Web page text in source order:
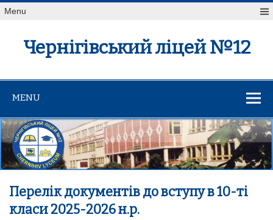
Menu
Чернігівський ліцей №12
MENU
Перелік документів до вступу в 10-ті
класи 2025-2026 н.р.